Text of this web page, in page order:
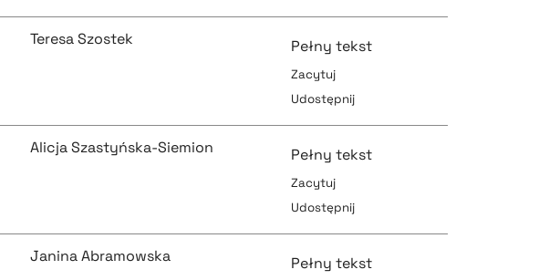
pobierz cytat
pobierz cytat
Teresa Szostek Pełny tekst
Zacytuj
Udostępnij
pobierz cytat
Alicja Szastyńska-Siemion Pełny tekst
Zacytuj
Udostępnij
Janina Abramowska Pełny tekst